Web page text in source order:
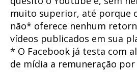
muito superior, até porque
não* oferece nenhum
vídeos publicados em sua
* O Facebook já testa com
de mídia a remuneração